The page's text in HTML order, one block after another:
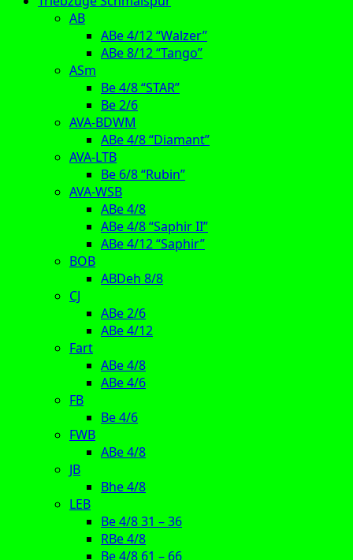
AB
ABe 4/12 “Walzer”
ABe 8/12 “Tango”
ASm
Be 4/8 “STAR”
Be 2/6
AVA-BDWM
ABe 4/8 “Diamant”
AVA-LTB
Be 6/8 “Rubin”
AVA-WSB
ABe 4/8
ABe 4/8 “Saphir II”
ABe 4/12 “Saphir”
BOB
ABDeh 8/8
CJ
ABe 2/6
ABe 4/12
Fart
ABe 4/8
ABe 4/6
FB
Be 4/6
FWB
ABe 4/8
JB
Bhe 4/8
LEB
Be 4/8 31 – 36
RBe 4/8
Be 4/8 61 – 66